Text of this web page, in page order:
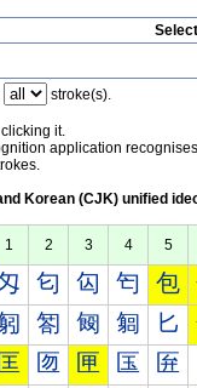
stroke(s).
it.
application
Korean (CJK) unified
1 2 3 4 5
匂 匃 匄 包
匒 匓 匔 匕
匡 匢 匣 匤 匥